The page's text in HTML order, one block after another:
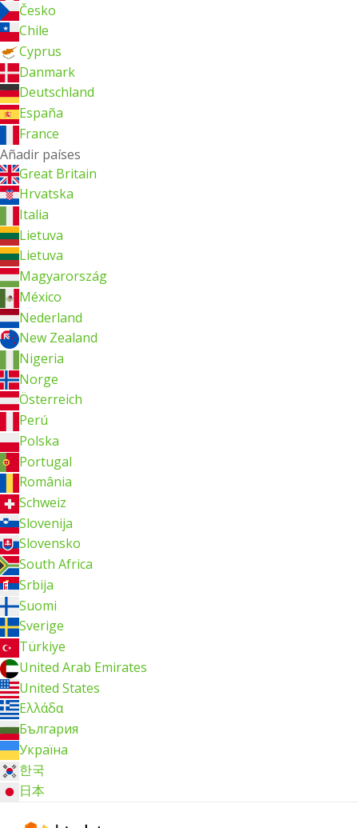
Česko
Chile
Cyprus
Danmark
Deutschland
España
France
Añadir países
Great Britain
Hrvatska
Italia
Lietuva
Lietuva
Magyarország
México
Nederland
New Zealand
Nigeria
Norge
Österreich
Perú
Polska
Portugal
România
Schweiz
Slovenija
Slovensko
South Africa
Srbija
Suomi
Sverige
Türkiye
United Arab Emirates
United States
Ελλάδα
България
Україна
한국
日本